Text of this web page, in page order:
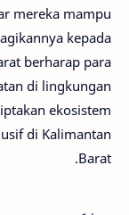
mereka mampu
kepada
berharap para
di lingkungan
ekosistem
di Kalimantan
Barat.